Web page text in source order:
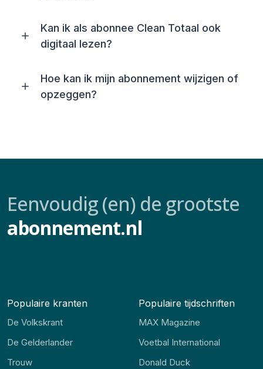
Kan ik als abonnee Clean Totaal ook
digitaal lezen?
Hoe kan ik mijn abonnement wijzigen of
opzeggen?
Eenvoudig (en) de grootste
abonnement.nl
Populaire kranten
De Volkskrant
De Gelderlander
Trouw
Populaire tijdschriften
MAX Magazine
Voetbal International
Donald Duck